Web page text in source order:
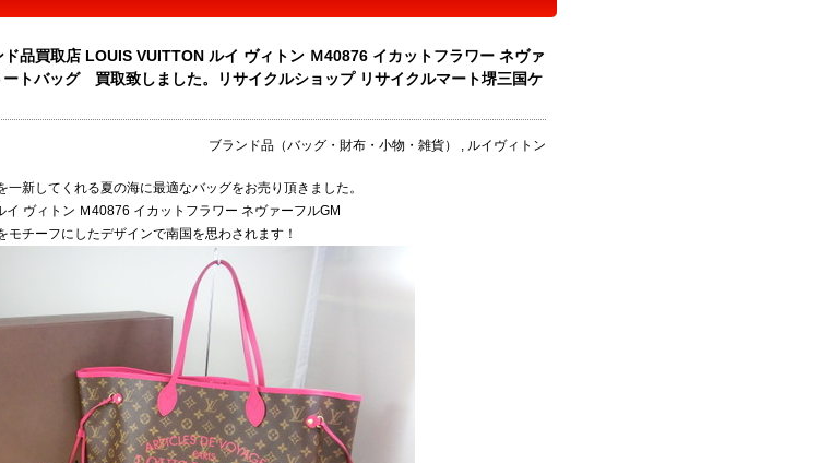
ド品買取店 LOUIS VUITTON ルイ ヴィトン Ｍ40876 イカットフラワー ネヴァ
ートバッグ 買取致しました。リサイクルショップ リサイクルマート堺三国ケ
ブランド品（バッグ・財布・小物・雑貨） , ルイヴィトン
一新してくれる夏の海に最適なバッグをお売り頂きました。
イ ヴィトン Ｍ40876 イカットフラワー ネヴァーフルGM
モチーフにしたデザインで南国を思わされます！